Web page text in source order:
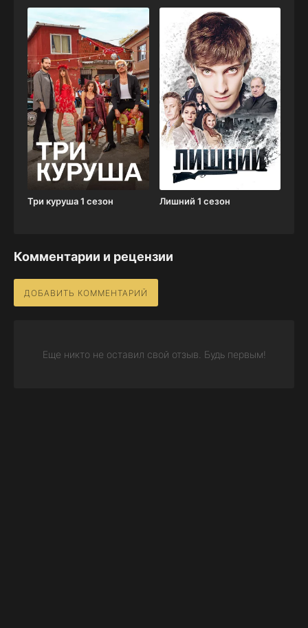
Три куруша 1 сезон Лишний 1 сезон
Комментарии и рецензии
ДОБАВИТЬ КОММЕНТАРИЙ
Еще никто не оставил свой отзыв. Будь первым!